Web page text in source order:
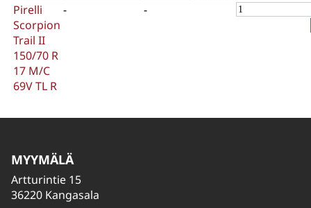
Pirelli
Scorpion
Trail II
150/70 R
17 M/C
69V TL R
- -
MYYMÄLÄ
Artturintie 15
36220 Kangasala